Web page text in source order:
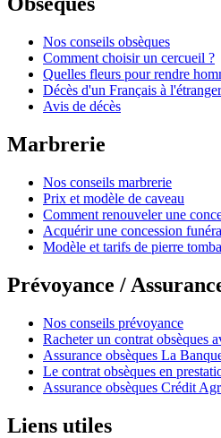
Nos conseils obsèques
Comment choisir un cercueil ?
Quelles fleurs pour rendre
Décès d'un Français à
Avis de décès
Marbrerie
Nos conseils marbrerie
Prix et modèle de caveau
Comment renouveler une
Acquérir une concession
Modèle et tarifs de pierre
Prévoyance /
Nos conseils prévoyance
Racheter un contrat obsèques
Assurance obsèques La
Le contrat obsèques en
Assurance obsèques Crédit
Liens utiles